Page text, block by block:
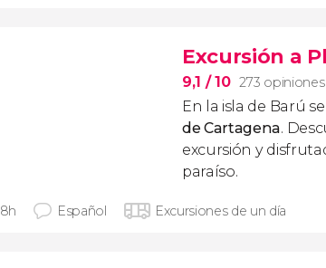
Excursión a
9,1 / 10 273 opiniones
En la isla de Barú
de Cartagena.
excursión y
paraíso.
Español Excursiones de un día